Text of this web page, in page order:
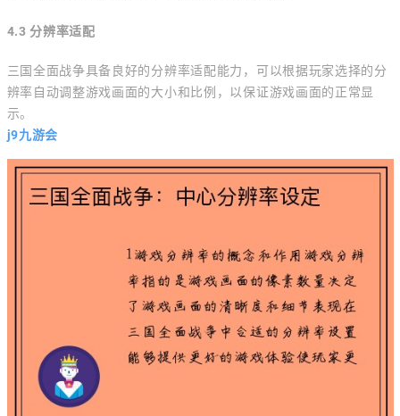
4.3 分辨率适配
三国全面战争具备良好的分辨率适配能力，可以根据玩家选择的分
辨率自动调整游戏画面的大小和比例，以保证游戏画面的正常显
示。
j9九游会